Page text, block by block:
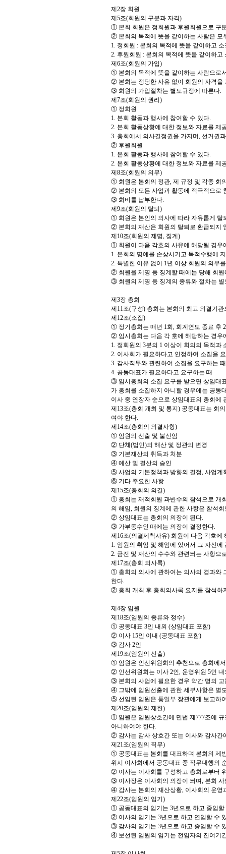
제2장 회원
제5조(회원의 구분과 자격)
① 본회 회원은 정회원과 후원회원으로 구
② 본회의 목적에 뜻을 같이하는 사람은 모
1. 정회원 : 본회의 목적에 뜻을 같이하고
2. 후원회원 : 본회의 목적에 뜻을 같이하
제6조(회원의 가입)
① 본회의 목적에 뜻을 같이하는 사람으로
② 본회는 정당한 사유 없이 회원의 자격을
③ 회원의 가입절차는 별도규정에 따른다.
제7조(회원의 권리)
① 정회원
1. 본회 활동과 행사에 참여할 수 있다.
2. 본회 활동상황에 대한 정보와 자료를 제
3. 총회에서 의사결정권을 가지며, 선거권
② 후원회원
1. 본회 활동과 행사에 참여할 수 있다.
2. 본회 활동상황에 대한 정보와 자료를 제
제8조(회원의 의무)
① 회원은 본회의 정관, 제 규정 및 각종 회
② 본회의 모든 사업과 활동에 적극적으로
③ 회비를 납부한다.
제9조(회원의 탈퇴)
① 회원은 본인의 의사에 따라 자유롭게 탈
② 본회의 재산은 회원의 탈퇴로 환급되지
제10조(회원의 제명, 징계)
① 회원이 다음 각호의 사유에 해당될 경우
1. 본회의 명예를 손상시키고 목적수행에
2. 특별한 이유 없이 1년 이상 회원의 의무
② 회원을 제명 등 징계할 때에는 당해 회
③ 회원의 제명 등 징계의 종류와 절차는 별
제3장 총회
제11조(구성) 총회는 본회의 최고 의결기
제12조(소집)
① 정기총회는 매년 1회, 회계연도 종료 후
② 임시총회는 다음 각 호에 해당하는 경우
1. 정회원의 3분의 1 이상이 회의의 목적
2. 이사회가 필요하다고 인정하여 소집을
3. 감사직무와 관련하여 소집을 요구하는 때
4. 공동대표가 필요하다고 요구하는 때
③ 임시총회의 소집 요구를 받으면 상임대
가 총회를 소집하지 아니할 경우에는 공동
이사 중 연장자 순으로 상임대표의 총회에
제13조(총회 개최 및 통지) 공동대표는 회
여야 한다.
제14조(총회의 의결사항)
① 임원의 선출 및 불신임
② 단체(법인)의 해산 및 정관의 변경
③ 기본재산의 취득과 처분
④ 예산 및 결산의 승인
⑤ 사업의 기본정책과 방향의 결정, 사업계
⑥ 기타 주요한 사항
제15조(총회의 의결)
① 총회는 재적회원 과반수의 참석으로 개
의 해임, 회원의 징계에 관한 사항은 참석
② 상임대표는 총회의 의장이 된다.
③ 가부동수인 때에는 의장이 결정한다.
제16조(의결제척사유) 회원이 다음 각호
1. 임원의 취임 및 해임에 있어서 그 자신에
2. 금전 및 재산의 수수와 관련되는 사항으
제17조(총회 의사록)
① 총회의 의사에 관하여는 의사의 경과와
한다.
② 총회 개최 후 총회의사록 요지를 참석하
제4장 임원
제18조(임원의 종류와 정수)
① 공동대표 3인 내외 (상임대표 포함)
② 이사 15인 이내 (공동대표 포함)
③ 감사 2인
제19조(임원의 선출)
① 임원은 인선위원회의 추천으로 총회에
② 인선위원회는 이사 2인, 운영위원 5인
③ 본회의 사업에 필요한 경우 약간 명의 고
④ 그밖에 임원선출에 관한 세부사항은 별
⑤ 선임된 임원은 통일부 장관에게 보고하
제20조(임원의 제한)
① 임원은 임원상호간에 민법 제777조에
아니하여야 한다.
② 감사는 감사 상호간 또는 이사와 감사
제21조(임원의 직무)
① 공동대표는 본회를 대표하며 본회의 제
위시 이사회에서 공동대표 중 직무대행의
② 이사는 이사회를 구성하고 총회로부터
③ 이사장은 이사회의 의장이 되며, 본회
④ 감사는 본회의 재산상황, 이사회의 운영
제22조(임원의 임기)
① 공동대표의 임기는 3년으로 하고 중임할
② 이사의 임기는 3년으로 하고 연임할 수
③ 감사의 임기는 3년으로 하고 중임할 수
④ 보선된 임원의 임기는 전임자의 잔여기